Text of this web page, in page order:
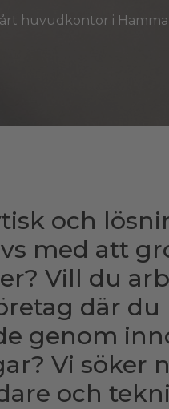
huvudkontor i
och
med att
Vill du
där du
genom
Vi söker
och